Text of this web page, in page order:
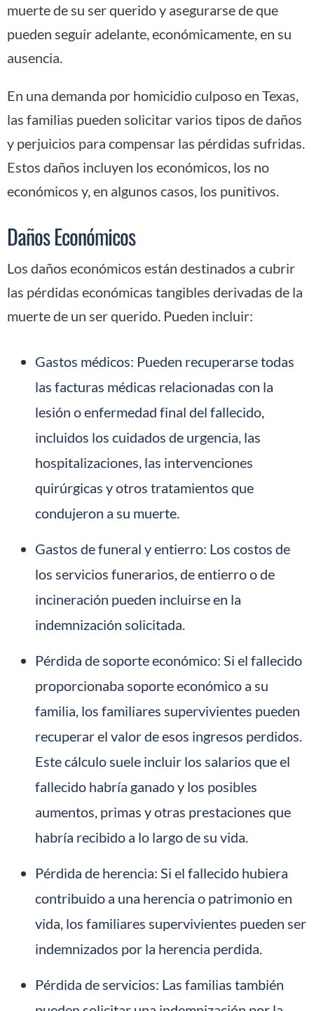
muerte de su ser querido y asegurarse de que
pueden seguir adelante, económicamente, en su
ausencia.
En una demanda por homicidio culposo en Texas,
las familias pueden solicitar varios tipos de daños
y perjuicios para compensar las pérdidas sufridas.
Estos daños incluyen los económicos, los no
económicos y, en algunos casos, los punitivos.
Daños Económicos
Los daños económicos están destinados a cubrir
las pérdidas económicas tangibles derivadas de la
muerte de un ser querido. Pueden incluir:
Gastos médicos: Pueden recuperarse todas
las facturas médicas relacionadas con la
lesión o enfermedad final del fallecido,
incluidos los cuidados de urgencia, las
hospitalizaciones, las intervenciones
quirúrgicas y otros tratamientos que
condujeron a su muerte.
Gastos de funeral y entierro: Los costos de
los servicios funerarios, de entierro o de
incineración pueden incluirse en la
indemnización solicitada.
Pérdida de soporte económico: Si el fallecido
proporcionaba soporte económico a su
familia, los familiares supervivientes pueden
recuperar el valor de esos ingresos perdidos.
Este cálculo suele incluir los salarios que el
fallecido habría ganado y los posibles
aumentos, primas y otras prestaciones que
habría recibido a lo largo de su vida.
Pérdida de herencia: Si el fallecido hubiera
contribuido a una herencia o patrimonio en
vida, los familiares supervivientes pueden ser
indemnizados por la herencia perdida.
Pérdida de servicios: Las familias también